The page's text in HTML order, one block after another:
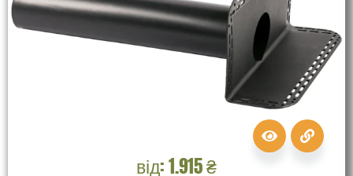
від:1.915₴